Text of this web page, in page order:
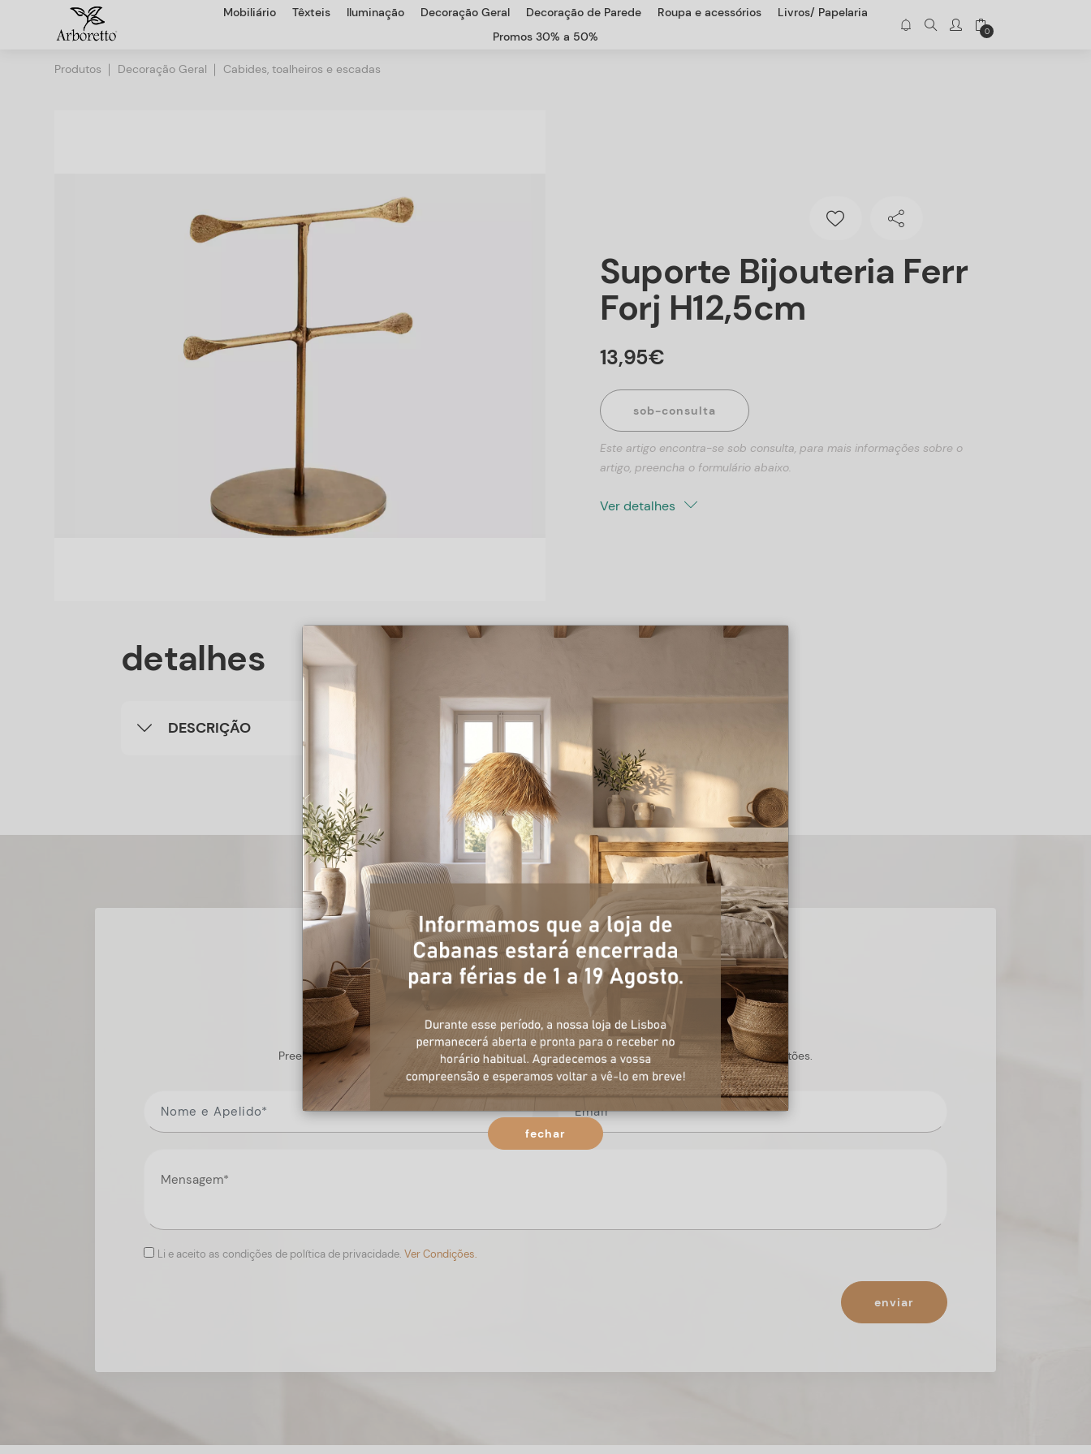
Mobiliário Têxteis Iluminação Decoração Geral Decoração de Parede Roupa e acessórios
Livros/ Papelaria
Promos 30% a 50%
0
Produtos Decoração Geral Cabides, toalheiros e escadas
Suporte Bijouteria Ferr
Forj H12,5cm
13,95€
sob-consulta
Este artigo encontra-se sob consulta, para mais informações sobre o
artigo, preencha o formulário abaixo.
Ver detalhes
detalhes
DESCRIÇÃO
+ informações
Preencha o formulário, e num curto espaço de tempo, temos respostas para todas as suas questões.
Li e aceito as condições de política de privacidade. Ver Condições.
enviar
fechar